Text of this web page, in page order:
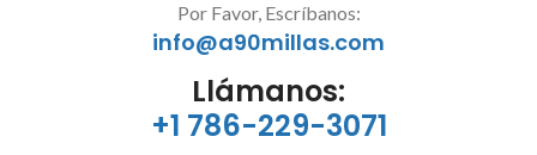
Por Favor, Escríbanos:
info@a90millas.com
Llámanos:
+1 786-229-3071